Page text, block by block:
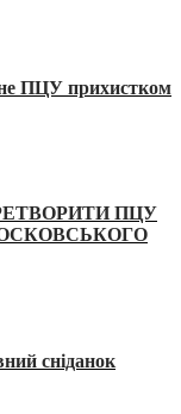
ПЦУ прихистком
ПЦУ
сніданок